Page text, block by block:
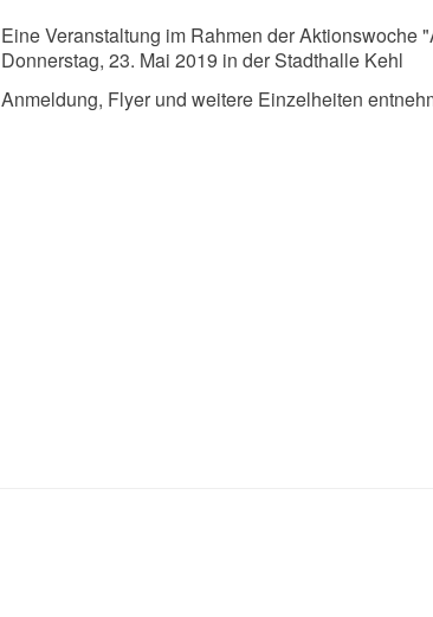
Eine Veranstaltung im Rahmen der Aktionswoche
Donnerstag, 23. Mai 2019 in der Stadthalle Kehl
Anmeldung, Flyer und weitere Einzelheiten